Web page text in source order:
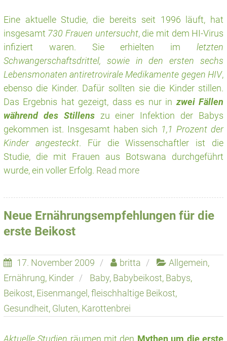
Eine aktuelle Studie, die bereits seit 1996 läuft, hat
insgesamt 730 Frauen untersucht, die mit dem HI-Virus
infiziert waren. Sie erhielten imletzten
Schwangerschaftsdrittel, sowie in den ersten sechs
Lebensmonaten antiretrovirale Medikamente gegen HIV,
ebenso die Kinder. Dafür sollten sie die Kinder stillen.
Das Ergebnis hat gezeigt, dass es nur in zwei Fällen
während des Stillenszu einer Infektion der Babys
gekommen ist. Insgesamt haben sich 1,1 Prozent der
Kinder angesteckt. Für die Wissenschaftler ist die
Studie, die mit Frauen aus Botswana durchgeführt
wurde, ein voller Erfolg. Read more
Neue Ernährungsempfehlungen für die
erste Beikost
17. November 2009 britta Allgemein,
Ernährung, Kinder Baby, Babybeikost, Babys,
Beikost, Eisenmangel ,fleischhaltige Beikost,
Gesundheit, Gluten, Karottenbrei
Aktuelle Studien räumen mit den Mythen um die erste